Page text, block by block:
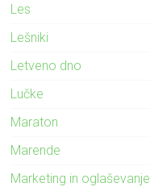
Les
Lešniki
Letveno dno
Lučke
Maraton
Marende
Marketing in oglaševanje